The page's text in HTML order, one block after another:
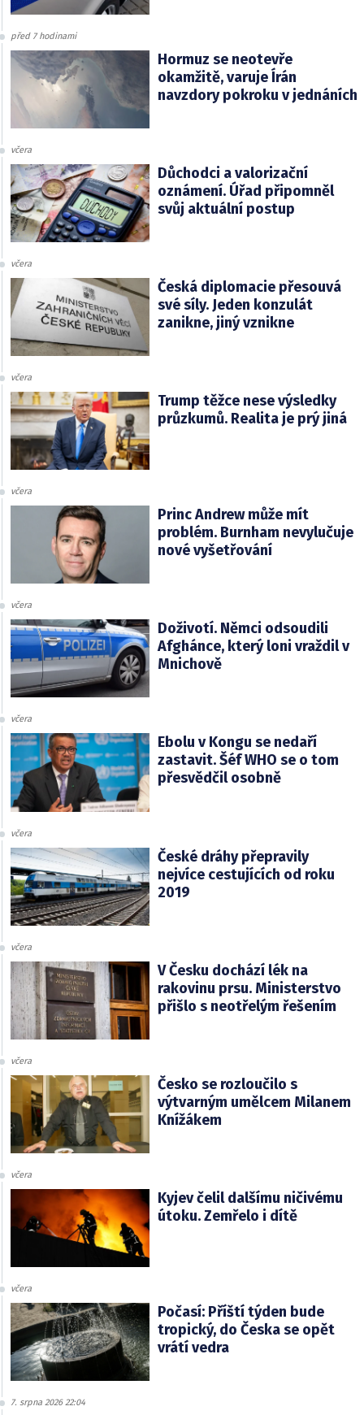
před 7 hodinami
Hormuz se neotevře
okamžitě, varuje Írán
navzdory pokroku v jednáních
včera
Důchodci a valorizační
oznámení. Úřad připomněl
svůj aktuální postup
včera
Česká diplomacie přesouvá
své síly. Jeden konzulát
zanikne, jiný vznikne
včera
Trump těžce nese výsledky
průzkumů. Realita je prý jiná
včera
Princ Andrew může mít
problém. Burnham nevylučuje
nové vyšetřování
včera
Doživotí. Němci odsoudili
Afghánce, který loni vraždil v
Mnichově
včera
Ebolu v Kongu se nedaří
zastavit. Šéf WHO se o tom
přesvědčil osobně
včera
České dráhy přepravily
nejvíce cestujících od roku
2019
včera
V Česku dochází lék na
rakovinu prsu. Ministerstvo
přišlo s neotřelým řešením
včera
Česko se rozloučilo s
výtvarným umělcem Milanem
Knížákem
včera
Kyjev čelil dalšímu ničivému
útoku. Zemřelo i dítě
včera
Počasí: Příští týden bude
tropický, do Česka se opět
vrátí vedra
7. srpna 2026 22:04